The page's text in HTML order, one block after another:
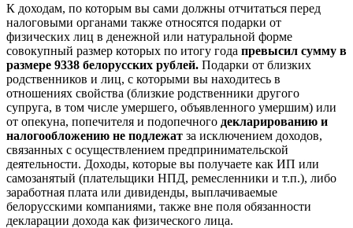
К доходам, по которым вы сами должны отчитаться перед
налоговыми органами также относятся подарки от
физических лиц в денежной или натуральной форме
совокупный размер которых по итогу года превысил сумму в
размере 9338 белорусских рублей. Подарки от близких
родственников и лиц, с которыми вы находитесь в
отношениях свойства (близкие родственники другого
супруга, в том числе умершего, объявленного умершим) или
от опекуна, попечителя и подопечного декларированию и
налогообложению не подлежат за исключением доходов,
связанных с осуществлением предпринимательской
деятельности. Доходы, которые вы получаете как ИП или
самозанятый (плательщики НПД, ремесленники и т.п.), либо
заработная плата или дивиденды, выплачиваемые
белорусскими компаниями, также вне поля обязанности
декларации дохода как физического лица.